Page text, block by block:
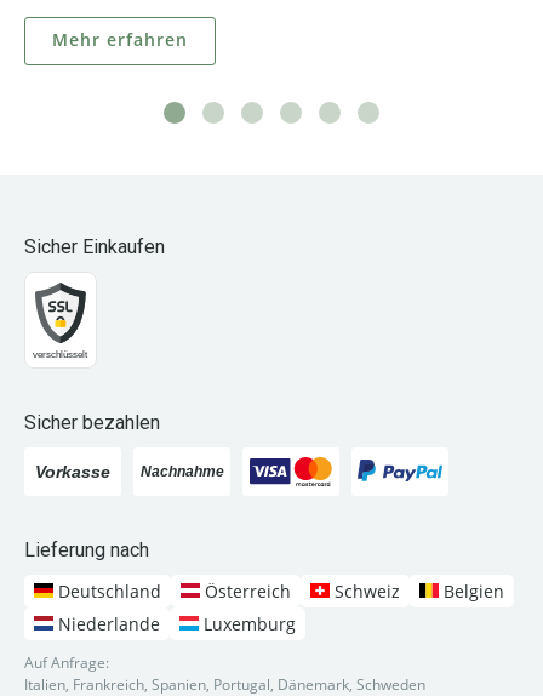
Mehr erfahren
Sicher Einkaufen
Sicher bezahlen
Lieferung nach
Deutschland
Österreich Schweiz
Belgien
Niederlande
Luxemburg
Auf Anfrage:
Italien, Frankreich, Spanien, Portugal, Dänemark, Schweden